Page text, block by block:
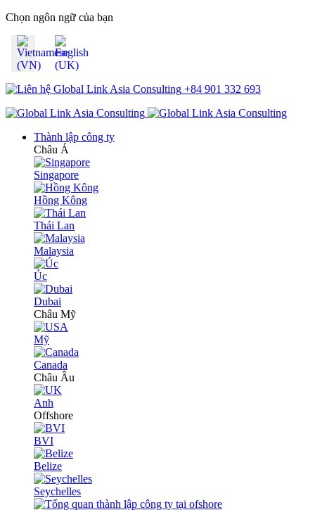
Chọn ngôn ngữ của bạn
+84 901 332 693
Thành lập công ty
Châu Á
Singapore
Hồng Kông
Thái Lan
Malaysia
Úc
Dubai
Châu Mỹ
Mỹ
Canada
Châu Âu
Anh
Offshore
BVI
Belize
Seychelles